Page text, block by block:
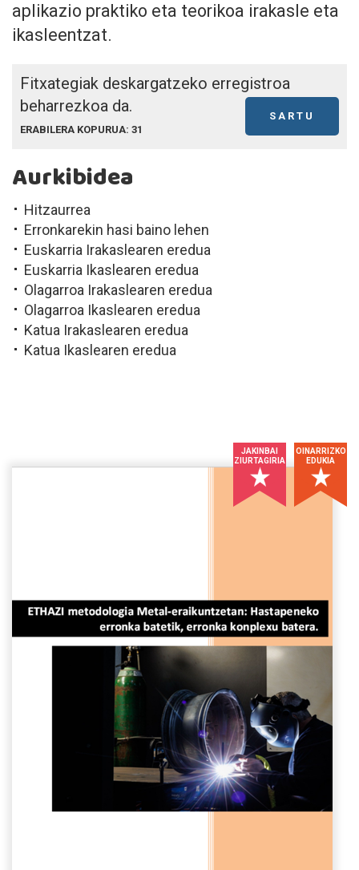
aplikazio praktiko eta teorikoa irakasle eta
ikasleentzat.
Fitxategiak deskargatzeko erregistroa
beharrezkoa da.
SARTU
ERABILERA KOPURUA: 31
Aurkibidea
Hitzaurrea
Erronkarekin hasi baino lehen
Euskarria Irakaslearen eredua
Euskarria Ikaslearen eredua
Olagarroa Irakaslearen eredua
Olagarroa Ikaslearen eredua
Katua Irakaslearen eredua
Katua Ikaslearen eredua
JAKINBAI
ZIURTAGIRIA
OINARRIZKO
EDUKIA